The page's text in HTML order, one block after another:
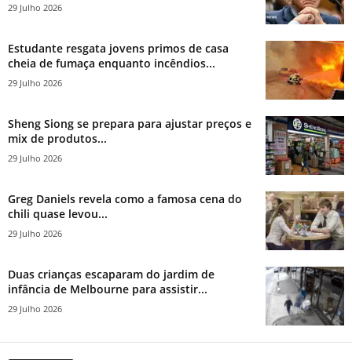
29 Julho 2026
Estudante resgata jovens primos de casa
cheia de fumaça enquanto incêndios...
29 Julho 2026
Sheng Siong se prepara para ajustar preços e
mix de produtos...
29 Julho 2026
Greg Daniels revela como a famosa cena do
chili quase levou...
29 Julho 2026
Duas crianças escaparam do jardim de
infância de Melbourne para assistir...
29 Julho 2026